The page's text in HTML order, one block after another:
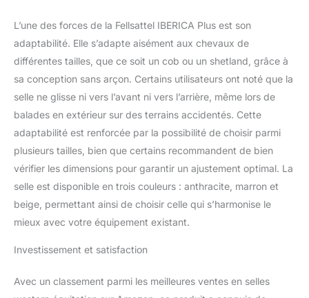
des effets bénéfiques et
thérapeutiques pour le
uniforme et régulière,
évitant ainsi toutes
écorchures et frictions.
La haute qualité de nos
selles a également un
effet bénéfique pour la
circulation sanguine du
dos du cheval. Elle aide à
alléger les surplus de
poids pour garder la
peau du cheval aérée le
COULEURS ET
est disponible dans les
L’une des forces de la Fellsattel IBERICA Plus est son
adaptabilité. Elle s’adapte aisément aux chevaux de
différentes tailles, que ce soit un cob ou un shetland, grâce à
sa conception sans arçon. Certains utilisateurs ont noté que la
selle ne glisse ni vers l’avant ni vers l’arrière, même lors de
balades en extérieur sur des terrains accidentés. Cette
adaptabilité est renforcée par la possibilité de choisir parmi
plusieurs tailles, bien que certains recommandent de bien
vérifier les dimensions pour garantir un ajustement optimal. La
selle est disponible en trois couleurs : anthracite, marron et
beige, permettant ainsi de choisir celle qui s’harmonise le
mieux avec votre équipement existant.
Investissement et satisfaction
Avec un classement parmi les meilleures ventes en selles